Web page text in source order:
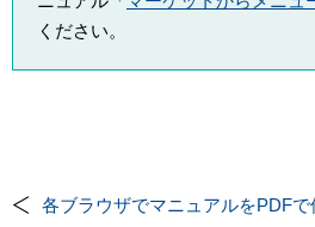
ください。
各ブラウザでマニュアルをPDF